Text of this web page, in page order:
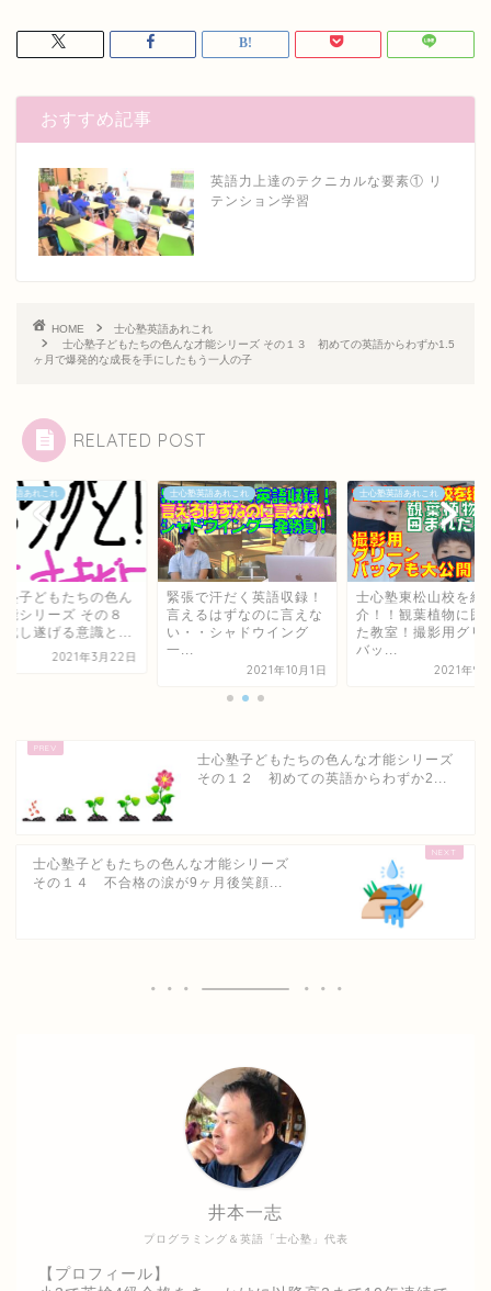
おすすめ記事
英語力上達のテクニカルな要素① リ
テンション学習
HOME
士心塾英語あれこれ
士心塾子どもたちの色んな才能シリーズ その１３ 初めての英語からわずか1.5
ヶ月で爆発的な成長を手にしたもう一人の子
RELATED POST
英語あれこれ
塾子どもたちの色ん
能シリーズ その８
成し遂げる意識と...
2021年3月22日
士心塾英語あれこれ
緊張で汗だく英語収録！
言えるはずなのに言えな
い・・シャドウイング
一...
2021年10月1日
士心塾英語あれこれ
士心塾東松山校を紹
介！！観葉植物に囲
た教室！撮影用グリ
バッ...
2021年9
士心塾子どもたちの色んな才能シリーズ
その１２ 初めての英語からわずか2...
士心塾子どもたちの色んな才能シリーズ
その１４ 不合格の涙が9ヶ月後笑顔...
プログラミング＆英語「士心塾」代表
井本一志
【プロフィール】